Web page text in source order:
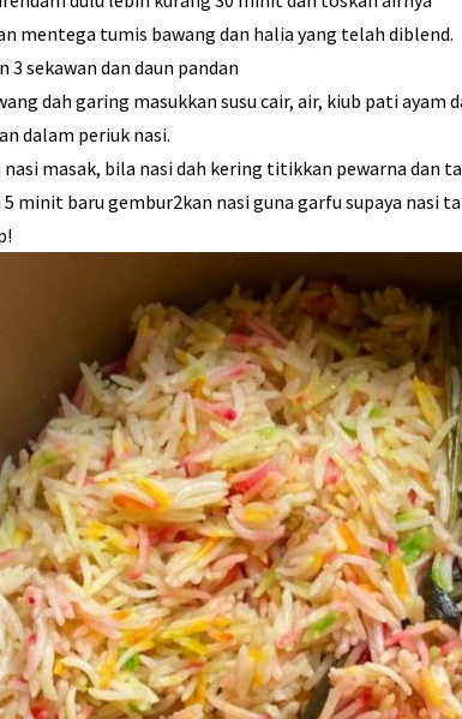
mentega tumis bawang dan halia yang telah diblend.
3 sekawan dan daun pandan
dah garing masukkan susu cair, air, kiub pati ayam
dalam periuk nasi.
nasi masak, bila nasi dah kering titikkan pewarna dan
5 minit baru gembur2kan nasi guna garfu supaya nasi